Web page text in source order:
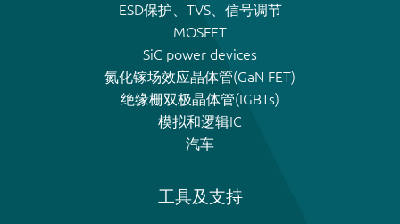
ESD保护、TVS、信号调节
MOSFET
SiC power devices
氮化镓场效应晶体管(GaN FET)
绝缘栅双极晶体管(IGBTs)
模拟和逻辑IC
汽车
工具及支持